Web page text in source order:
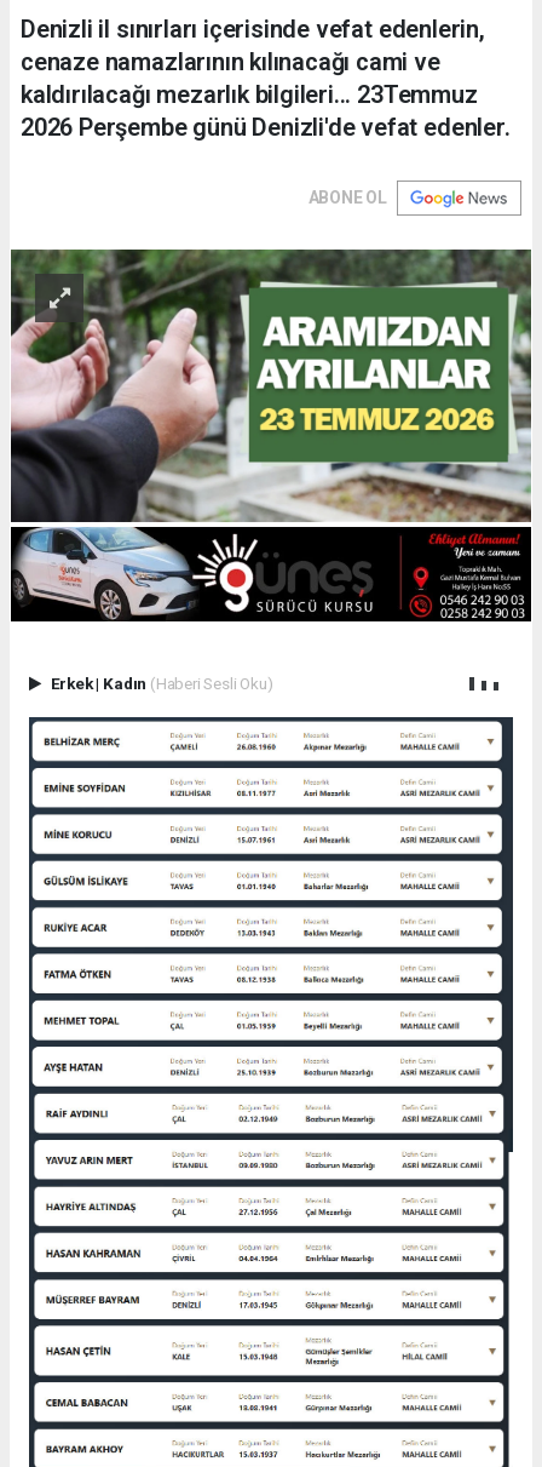
Denizli il sınırları içerisinde vefat edenlerin,
cenaze namazlarının kılınacağı cami ve
kaldırılacağı mezarlık bilgileri... 23Temmuz
2026 Perşembe günü Denizli'de vefat edenler.
ABONE OL
Erkek| Kadın (Haberi Sesli Oku)